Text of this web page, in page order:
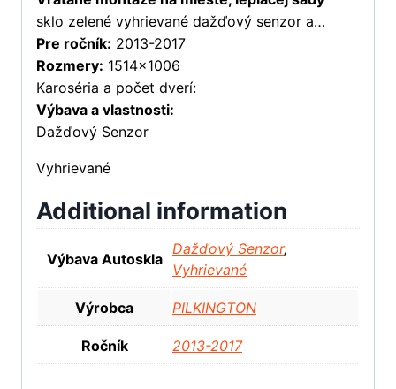
sklo zelené vyhrievané dažďový senzor a…
Pre ročník: 2013-2017
Rozmery: 1514×1006
Karoséria a počet dverí:
Výbava a vlastnosti:
Dažďový Senzor
Vyhrievané
Additional information
Výbava Autoskla
Dažďový Senzor,
Vyhrievané
Výrobca PILKINGTON
Ročník 2013-2017